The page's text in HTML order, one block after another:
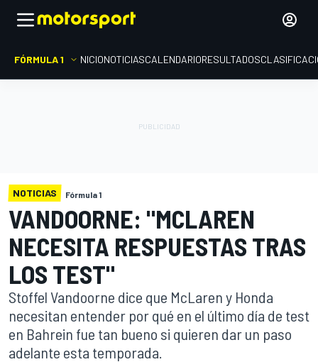
FÓRMULA 1 INICIONOTICIASCALENDARIORESULTADOS
NOTICIAS Fórmula 1
VANDOORNE: "MCLAREN
NECESITA RESPUESTAS TRAS
LOS TEST"
Stoffel Vandoorne dice que McLaren y Honda
necesitan entender por qué en el último día de test
en Bahrein fue tan bueno si quieren dar un paso
adelante esta temporada.